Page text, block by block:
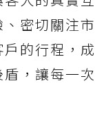
密切關注市
的行程，成
，讓每一次